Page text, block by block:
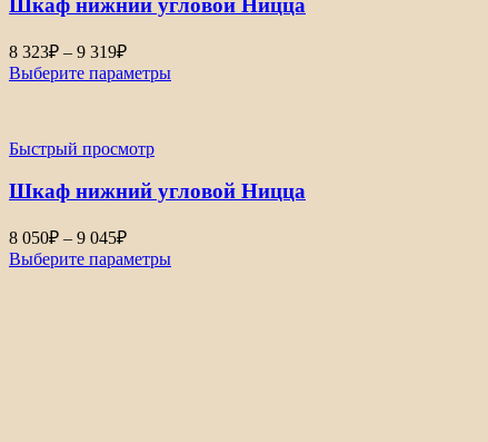
Шкаф нижний угловой Ницца
8 323₽ – 9 319₽
Выберите параметры
Быстрый просмотр
Шкаф нижний угловой Ницца
8 050₽ – 9 045₽
Выберите параметры